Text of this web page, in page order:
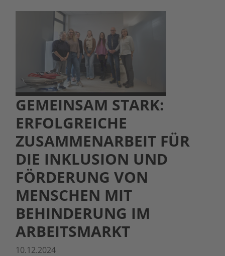
GEMEINSAM STARK:
ERFOLGREICHE
ZUSAMMENARBEIT FÜR
DIE INKLUSION UND
FÖRDERUNG VON
MENSCHEN MIT
BEHINDERUNG IM
ARBEITSMARKT
10.12.2024